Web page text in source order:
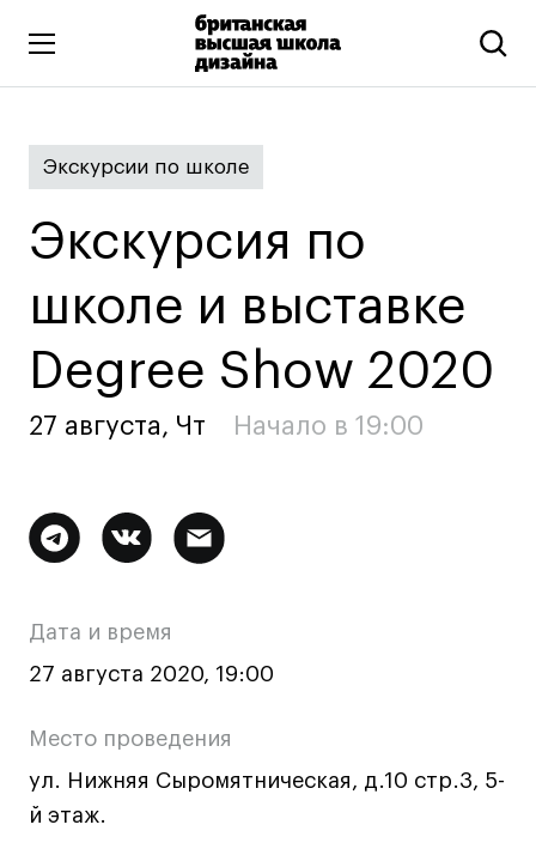
Искусство и дизайн
Бизнес и маркетинг
Дополнительное образование
Коммуникационный и цифровой дизайн
Мода и стиль
Ювелирный дизайн
Фотография и видео
Промышленный и предметный дизайн
Бизнес и маркетинг
Подготовительные курсы и творческое
развитие
Экскурсии по школе
Экскурсия по
школе и выставке
Degree Show 2020
27 августа, Чт Начало в 19:00
Дополнительная
о
мероприятии
Дата и время
27 августа 2020, 19:00
Место проведения
ул. Нижняя Сыромятническая, д.10 стр.3, 5-
й этаж.